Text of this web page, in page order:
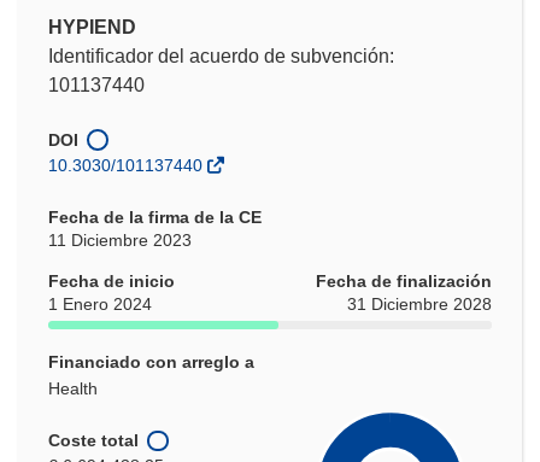
HYPIEND
Identificador del acuerdo de subvención:
101137440
DOI
10.3030/101137440
Fecha de la firma de la CE
11 Diciembre 2023
Fecha de inicio
1 Enero 2024
Fecha de finalización
31 Diciembre 2028
Financiado con arreglo a
Health
Coste total